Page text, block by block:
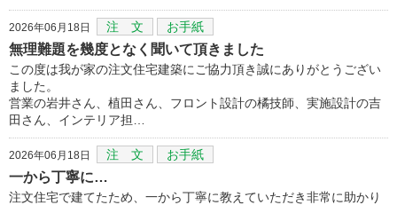
2026年06月18日 注 文 お手紙
無理難題を幾度となく聞いて頂きました
この度は我が家の注文住宅建築にご協力頂き誠にありがとうござい
ました。
営業の岩井さん、植田さん、フロント設計の橘技師、実施設計の吉
田さん、インテリア担…
2026年06月18日 注 文 お手紙
一から丁寧に…
注文住宅で建てたため、一から丁寧に教えていただき非常に助かり